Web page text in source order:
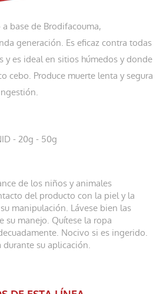
base de Brodifacouma,
generación. Es eficaz contra todas
y es ideal en sitios húmedos y donde
cebo. Produce muerte lenta y segura
- 20g - 50g
de los niños y animales
del producto con la piel y la
manipulación. Lávese bien las
su manejo. Quítese la ropa
Nocivo si es ingerido.
su aplicación.